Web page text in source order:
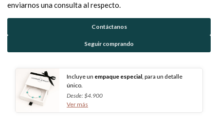
enviarnos una consulta al respecto.
Contáctanos
Seguir comprando
Incluye un empaque especial , para un detalle
único.
Desde: $4.900
Ver más